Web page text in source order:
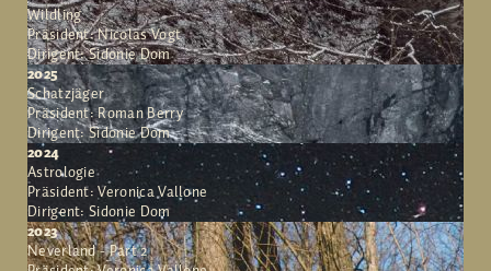
Wildling
Präsident: Nicolas Vogt
Dirigent: Sidonie Dom
2025
Schatzjäger
Präsident: Roman Berry
Dirigent: Sidonie Dom
2024
Astrologie
Präsident: Veronica Vallone
Dirigent: Sidonie Dom
2023
Neverland - Part 2